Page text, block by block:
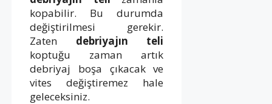
kopabilir. Bu durumda
değiştirilmesi gerekir.
Zaten debriyajın teli
koptuğu zaman artık
debriyaj boşa çıkacak ve
vites değiştiremez hale
geleceksiniz.